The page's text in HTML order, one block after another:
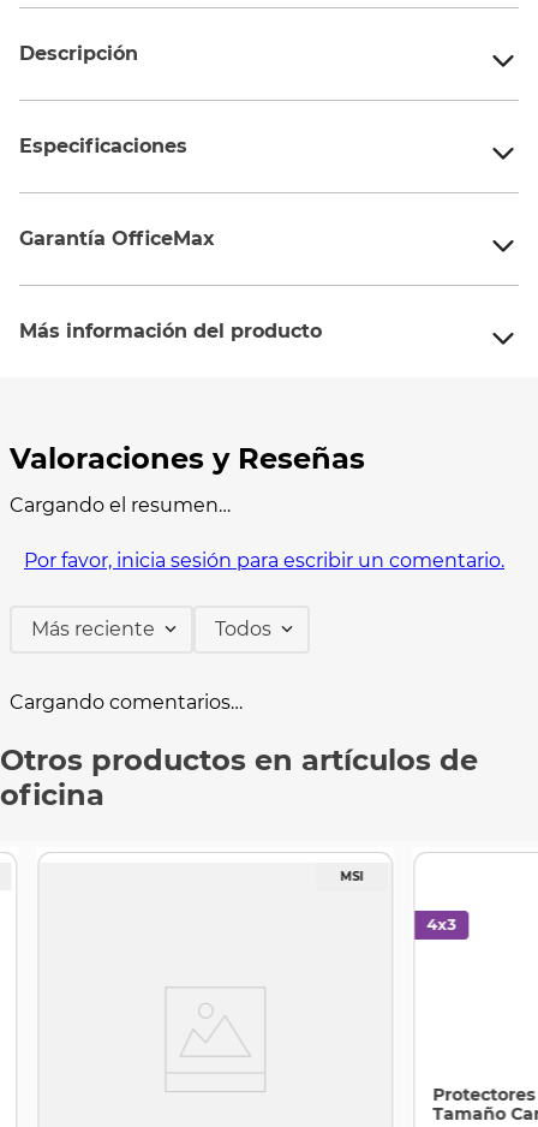
Descripción
Especificaciones
Garantía OfficeMax
Más información del producto
Cargando el resumen…
Por favor, inicia sesión para escribir un comentario.
Más reciente Todos
Cargando comentarios…
Otros productos en artículos de
oficina
Tamaño